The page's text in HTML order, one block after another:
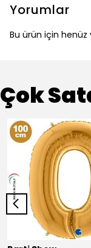
Yorumlar
Bu ürün için henüz
Çok